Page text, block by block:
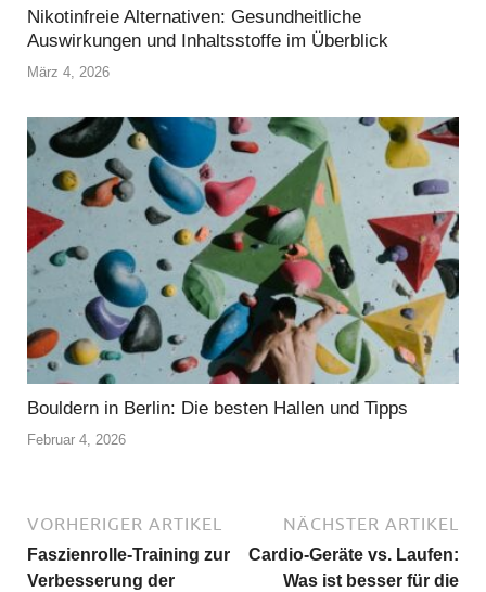
Nikotinfreie Alternativen: Gesundheitliche
Auswirkungen und Inhaltsstoffe im Überblick
März 4, 2026
Bouldern in Berlin: Die besten Hallen und Tipps
Februar 4, 2026
VORHERIGER ARTIKEL
Faszienrolle-Training zur
Verbesserung der
NÄCHSTER ARTIKEL
Cardio-Geräte vs. Laufen:
Was ist besser für die